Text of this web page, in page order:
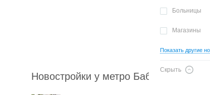
Больницы
Магазины
Показать другие
Скрыть
Новостройки у метро Бабушкинская